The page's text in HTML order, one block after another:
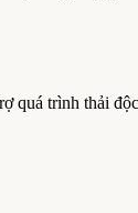
quá trình thải